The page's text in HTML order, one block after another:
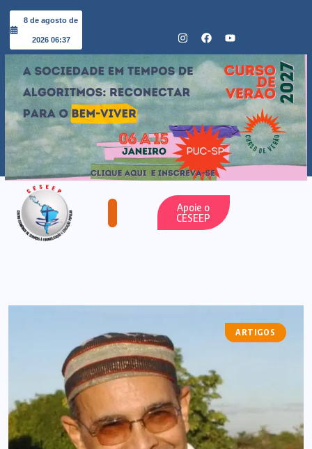
8 de agosto de
2026 06:37
Apoie o
CESEEP
ARTIGOS